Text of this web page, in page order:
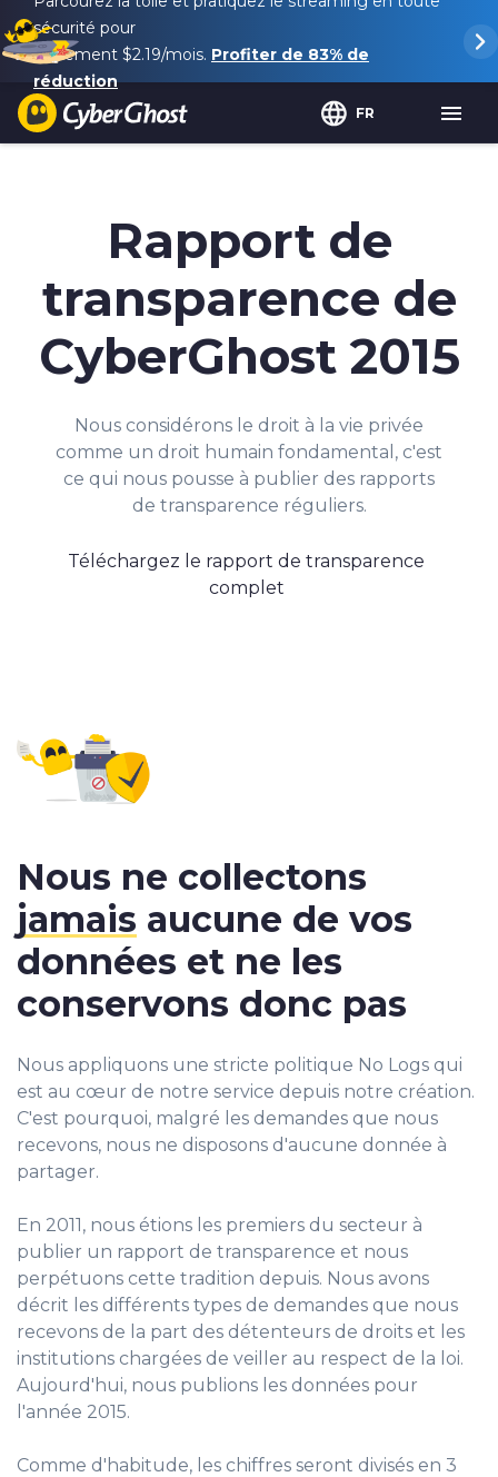
sécurité pour
seulement $2.19/mois. Profiter de 83% de
réduction
FR
Rapport de
transparence de
CyberGhost 2015
Nous considérons le droit à la vie privée
comme un droit humain fondamental, c'est
ce qui nous pousse à publier des rapports
de transparence réguliers.
Téléchargez le rapport de transparence
complet
Nous ne collectons
jamais aucune de vos
données et ne les
conservons donc pas
Nous appliquons une stricte politique No Logs qui
est au cœur de notre service depuis notre création.
C'est pourquoi, malgré les demandes que nous
recevons, nous ne disposons d'aucune donnée à
partager.
En 2011, nous étions les premiers du secteur à
publier un rapport de transparence et nous
perpétuons cette tradition depuis. Nous avons
décrit les différents types de demandes que nous
recevons de la part des détenteurs de droits et les
institutions chargées de veiller au respect de la loi.
Aujourd'hui, nous publions les données pour
l'année 2015.
Comme d'habitude, les chiffres seront divisés en 3